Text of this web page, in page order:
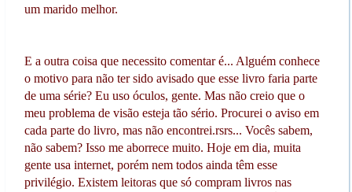
um marido melhor.
E a outra coisa que necessito comentar é... Alguém conhece
o motivo para não ter sido avisado que esse livro faria parte
de uma série? Eu uso óculos, gente. Mas não creio que o
meu problema de visão esteja tão sério. Procurei o aviso em
cada parte do livro, mas não encontrei.rsrs... Vocês sabem,
não sabem? Isso me aborrece muito. Hoje em dia, muita
gente usa internet, porém nem todos ainda têm esse
privilégio. Existem leitoras que só compram livros nas